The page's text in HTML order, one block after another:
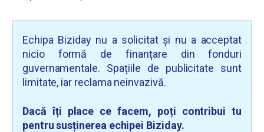
Echipa Biziday nu a solicitat și nu a acceptat
nicio formă de finanțare din fonduri
guvernamentale. Spațiile de publicitate sunt
limitate, iar reclama neinvazivă.
Dacă îți place ce facem, poți contribui tu
pentru susținerea echipei Biziday.